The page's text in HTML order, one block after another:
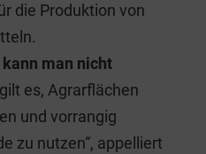
die Produktion von
man nicht
es, Agrarflächen
und vorrangig
zu nutzen“, appelliert